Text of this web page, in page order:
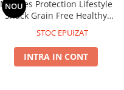
NOU
Natures Protection Lifestyle
Snack Grain Free Healthy
Peste Alb
STOC EPUIZAT
INTRA IN CONT